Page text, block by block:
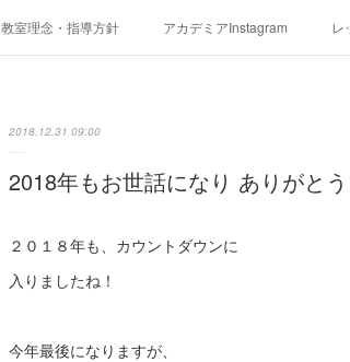
教室理念・指導方針 アカデミアInstagram レ
2018.12.31 09:00
2018年もお世話になり ありがと
２０１８年も、カウントダウンに
入りましたね！
今年最後になりますが、